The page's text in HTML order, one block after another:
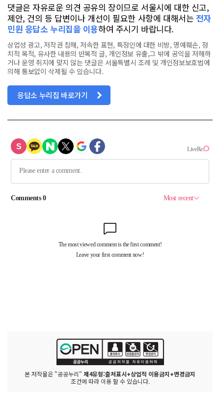
댓글은 자유로운 의견 공유의 장이므로 서울시에 대한 신고,
제안, 건의 등 답변이나 개선이 필요한 사항에 대해서는 전자
민원 응답소 누리집을 이용하여 주시기 바랍니다.
상업성 광고, 저작권 침해, 저속한 표현, 특정인에 대한 비방, 명예훼손, 정
치적 목적, 유사한 내용의 반복적 글, 개인정보 유출,그 밖에 공익을 저해하
거나 운영 취지에 맞지 않는 댓글은 서울특별시 조례 및 개인정보보호법에
의해 통보없이 삭제될 수 있습니다.
응답소 누리집 바로가기
본 저작물은 "공공누리" 제4유형:출처표시+상업적 이용금지+변경금지
조건에 따라 이용 할 수 있습니다.